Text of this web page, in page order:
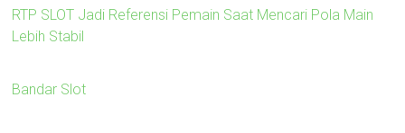
RTP SLOT Jadi Referensi Pemain Saat Mencari Pola Main
Lebih Stabil
Bandar Slot